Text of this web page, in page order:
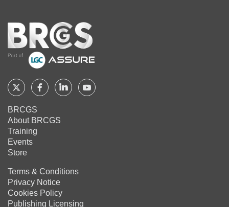
Home
Follow
BRCGS
on
Twitter
Follow
on
Follow Follow
BRCGS
About BRCGS
Training
Events
Store
Terms & Conditions
Privacy Notice
Cookies Policy
Publishing Licensing